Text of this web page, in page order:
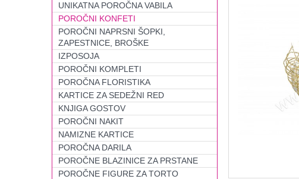
UNIKATNA POROČNA VABILA
POROČNI KONFETI
POROČNI NAPRSNI ŠOPKI,
ZAPESTNICE, BROŠKE
IZPOSOJA
POROČNI KOMPLETI
POROČNA FLORISTIKA
KARTICE ZA SEDEŽNI RED
KNJIGA GOSTOV
POROČNI NAKIT
NAMIZNE KARTICE
POROČNA DARILA
POROČNE BLAZINICE ZA PRSTANE
POROČNE FIGURE ZA TORTO